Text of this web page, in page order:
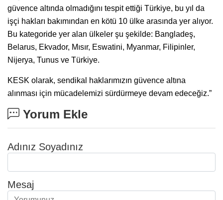
güvence altında olmadığını tespit ettiği Türkiye, bu yıl da
işçi hakları bakımından en kötü 10 ülke arasında yer alıyor.
Bu kategoride yer alan ülkeler şu şekilde: Bangladeş,
Belarus, Ekvador, Mısır, Eswatini, Myanmar, Filipinler,
Nijerya, Tunus ve Türkiye.
KESK olarak, sendikal haklarımızın güvence altına
alınması için mücadelemizi sürdürmeye devam edeceğiz.”
Yorum Ekle
Adınız Soyadınız
Mesaj